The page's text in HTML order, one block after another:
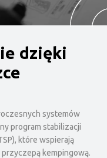
dzięki
systemów
program stabilizacji
które wspierają
kempingową.